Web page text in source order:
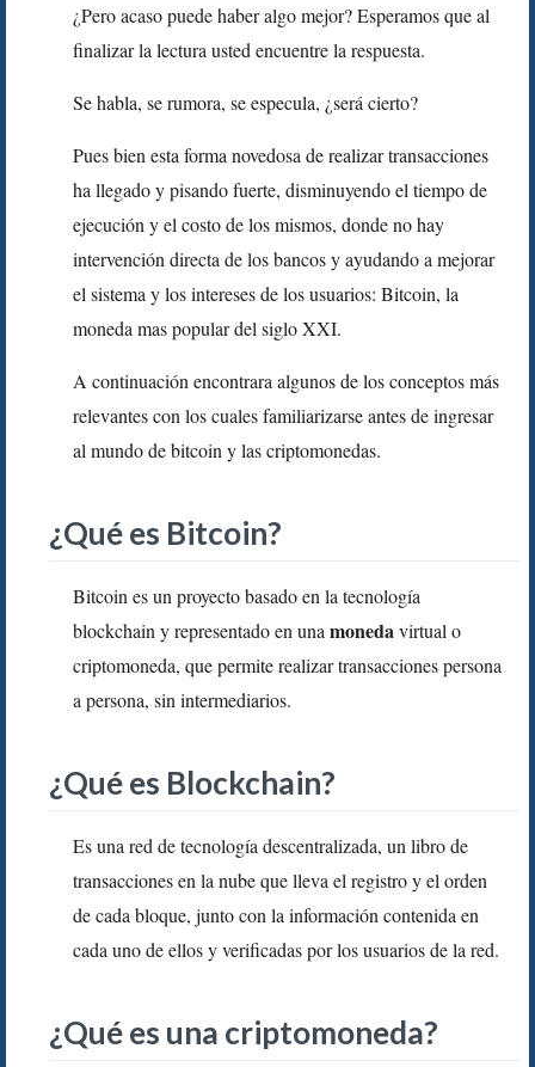
¿Pero acaso puede haber algo mejor? Esperamos que al
finalizar la lectura usted encuentre la respuesta.
Se habla, se rumora, se especula, ¿será cierto?
Pues bien esta forma novedosa de realizar transacciones
ha llegado y pisando fuerte, disminuyendo el tiempo de
ejecución y el costo de los mismos, donde no hay
intervención directa de los bancos y ayudando a mejorar
el sistema y los intereses de los usuarios: Bitcoin, la
moneda mas popular del siglo XXI.
A continuación encontrara algunos de los conceptos más
relevantes con los cuales familiarizarse antes de ingresar
al mundo de bitcoin y las criptomonedas.
¿Qué es Bitcoin?
Bitcoin es un proyecto basado en la tecnología
blockchain y representado en unamonedavirtual o
criptomoneda, que permite realizar transacciones persona
a persona, sin intermediarios.
¿Qué es Blockchain?
Es una red de tecnología descentralizada, un libro de
transacciones en la nube que lleva el registro y el orden
de cada bloque, junto con la información contenida en
cada uno de ellos y verificadas por los usuarios de la red.
¿Qué es una criptomoneda?